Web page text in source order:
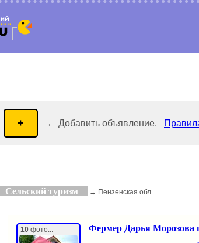
← Добавить объявление.
Сельский туризм → Пензенская обл.
10 фото... Фермер Дарья Морозова